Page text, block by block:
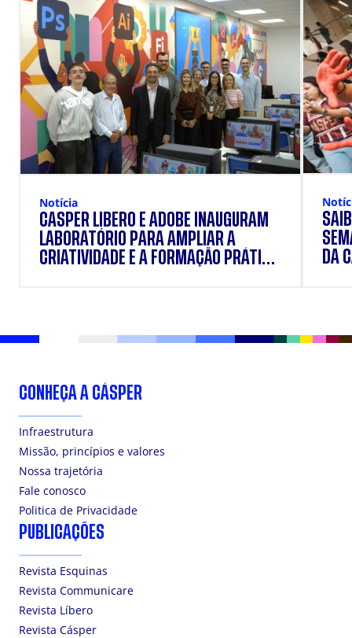
Notícia
CÁSPER LÍBERO E ADOBE INAUGURAM
LABORATÓRIO PARA AMPLIAR A
CRIATIVIDADE E A FORMAÇÃO PRÁTICA
DA
CONHEÇA A CÁSPER
Infraestrutura
Missão, princípios e valores
Nossa trajetória
Fale conosco
Politica de Privacidade
PUBLICAÇÕES
Revista Esquinas
Revista Communicare
Revista Líbero
Revista Cásper